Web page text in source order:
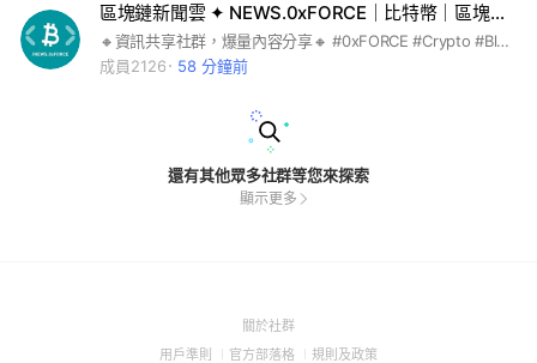
區塊鏈新聞雲 ✦ NEWS.0xFORCE｜比特幣｜區塊鏈｜NFT｜鏈遊｜元宇宙｜空投｜挖礦｜投資
🔸資訊共享社群，爆量內容分享🔸 #0xFORCE #Crypto #Blockchain #Bitcoin #Ethereum #TRON #DOGE #BTC #ETH #TRX #NFT #GameFi #FTX #Bitstreetx #Triiix #BingX #MEME #區塊原力 #區塊鏈 #加密貨幣 #虛擬貨幣 #虛擬通貨 #比特幣 #以太坊 #以太幣 #狗狗幣 #波場 #白名單 #元宇宙 #存錢 #理財 #投資 #賺錢 #股票 #幣安 #火幣 #合約 #炒幣 #智能 #機器 #usdt #房市 #網格 #派網 #韭菜 #鏈遊 #手機 #挖礦 #迷因
成員2126
58 分鐘前
還有其他眾多社群等您來探索
顯示更多
關於社群(Open
用戶準則 (Open
官方部落格 (Open
規則及政策(Open